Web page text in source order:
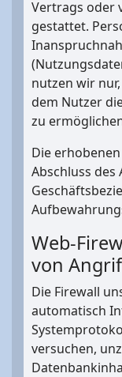
Vertrags oder
gestattet.
nutzen wir
dem Nutzer
zu
Die
Abschluss
Web-
von
Die Firewall
automatisch
versuchen,